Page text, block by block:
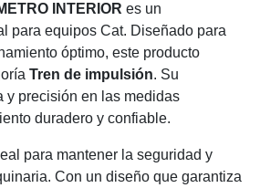
INTERIOR es un
para equipos Cat. Diseñado para
óptimo, este producto
Tren de impulsión. Su
y precisión en las medidas
duradero y confiable.
para mantener la seguridad y
Con un diseño que garantiza